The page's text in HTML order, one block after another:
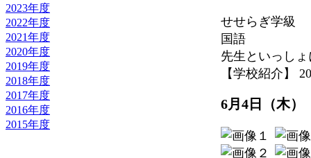
2023年度
2022年度
2021年度
2020年度
2019年度
2018年度
2017年度
2016年度
2015年度
せせらぎ学級
国語
先生といっし
【学校紹介】
6月4日（木